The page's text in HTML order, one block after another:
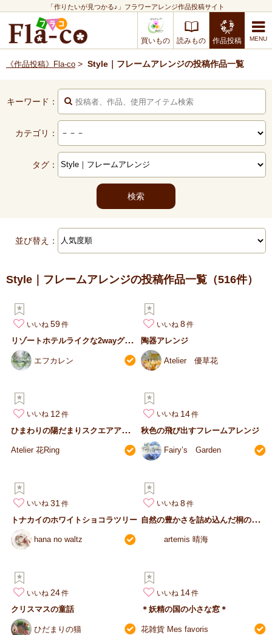
「作りたいが見つかる♪」フラワーアレンジ作品投稿サイト
買いもの 読みもの 作品投稿
《作品投稿》Fla-co > Style｜フレームアレンジの投稿作品一覧
キーワード：
カテゴリ：
タグ：
並び替え：
Style｜フレームアレンジの投稿作品一覧 （516件）
いいね 59
リ
ゾートホテルライクな2wayグリーン
エフカレン
いいね 8
陶器アレンジ
Atelier 優草花
いいね 12
Atelier 花Ring
いいね 14
秋色の飛び出すフレームアレンジ
Fairy’s Garden
いいね 31
トナカイのホワイトショコラツリー
hana no waltz
いいね 8
自
然の豊かさを詰め込んだ桐の箱～クリスマス～お正月にも
artemis 晴海
いいね 24
クリスマスの童話
ひだまりの猫
いいね 14
＊妖精の国の小さな窓＊
花雑貨 Mes favoris